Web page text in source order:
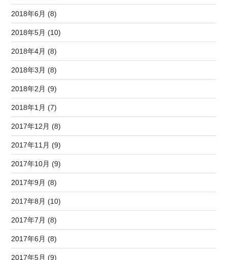
2018年6月 (8)
2018年5月 (10)
2018年4月 (8)
2018年3月 (8)
2018年2月 (9)
2018年1月 (7)
2017年12月 (8)
2017年11月 (9)
2017年10月 (9)
2017年9月 (8)
2017年8月 (10)
2017年7月 (8)
2017年6月 (8)
2017年5月 (9)